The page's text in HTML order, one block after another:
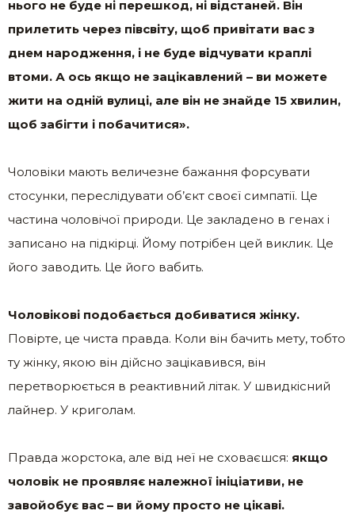
нього не буде ні перешкод, ні відстаней. Він
прилетить через півсвіту, щоб привітати вас з
днем ​​народження, і не буде відчувати краплі
втоми. А ось якщо не зацікавлений – ви можете
жити на одній вулиці, але він не знайде 15 хвилин,
щоб забігти і побачитися».
Чоловіки мають величезне бажання форсувати
стосунки, переслідувати об’єкт своєї симпатії. Це
частина чоловічої природи. Це закладено в генах і
записано на підкірці. Йому потрібен цей виклик. Це
його заводить. Це його вабить.
Чоловікові подобається добиватися жінку.
Повірте, це чиста правда. Коли він бачить мету, тобто
ту жінку, якою він дійсно зацікавився, він
перетворюється в реактивний літак. У швидкісний
лайнер. У криголам.
Правда жорстока, але від неї не сховаєшся: якщо
чоловік не проявляє належної ініціативи, не
завойобує вас – ви йому просто не цікаві.